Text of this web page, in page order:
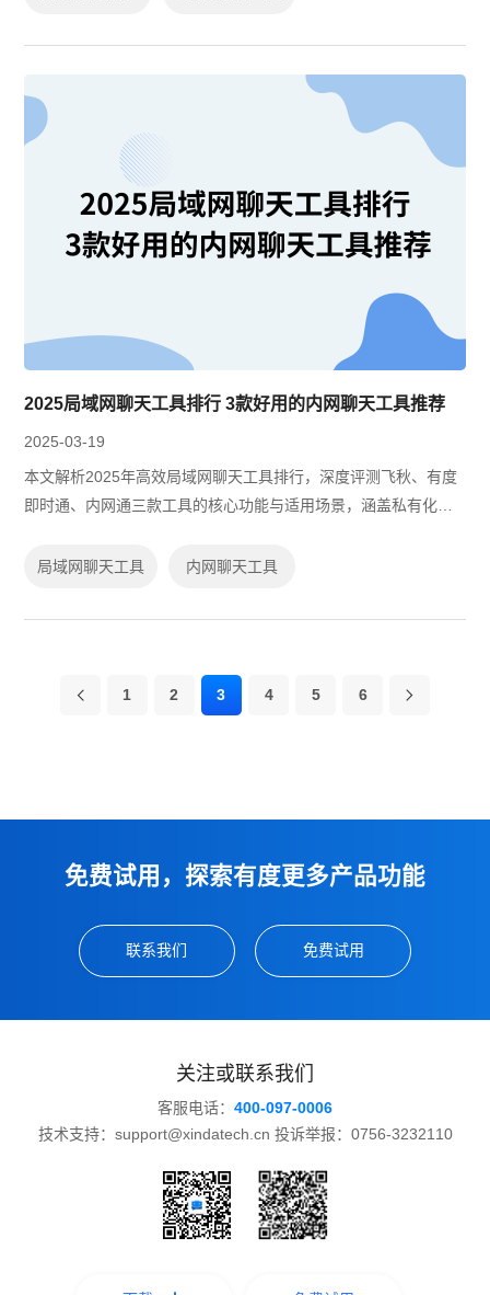
2025局域网聊天工具排行 3款好用的内网聊天工具推荐
2025-03-19
本文解析2025年高效局域网聊天工具排行，深度评测飞秋、有度
即时通、内网通三款工具的核心功能与适用场景，涵盖私有化部
议，助力企业搭建安全稳定的内部沟...
局域网聊天工具 内网聊天工具
1 2 3 4 5 6
免费试用，探索有度更多产品功能
联系我们 免费试用
关注或联系我们
客服电话： 400-097-0006
技术支持：support@xindatech.cn 投诉举报：0756-3232110